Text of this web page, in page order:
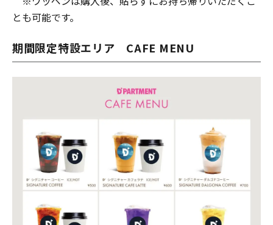
とも可能です。
期間限定特設エリア CAFE MENU